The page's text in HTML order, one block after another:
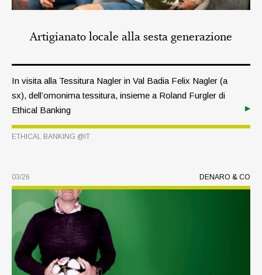
Artigianato locale alla sesta generazione
In visita alla Tessitura Nagler in Val Badia Felix Nagler (a
sx), dell’omonima tessitura, insieme a Roland Furgler di
Ethical Banking
ETHICAL BANKING @IT
DENARO & CO
03/26